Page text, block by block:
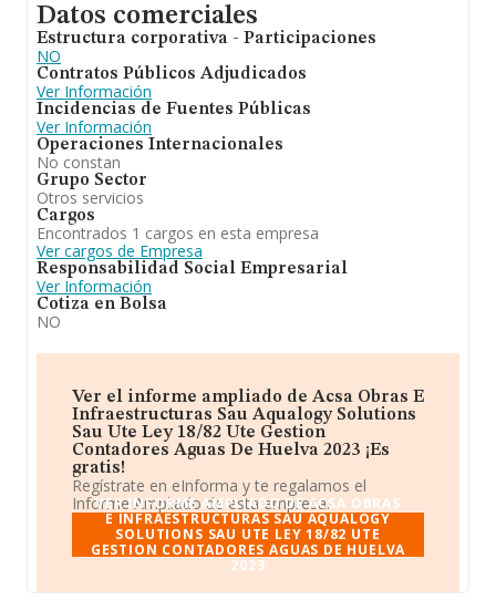
Datos comerciales
Estructura corporativa - Participaciones
NO
Contratos Públicos Adjudicados
Ver Información
Incidencias de Fuentes Públicas
Ver Información
Operaciones Internacionales
No constan
Grupo Sector
Otros servicios
Cargos
Encontrados 1 cargos en esta empresa
Ver cargos de Empresa
Responsabilidad Social Empresarial
Ver Información
Cotiza en Bolsa
NO
Ver el informe ampliado de Acsa Obras E
Infraestructuras Sau Aqualogy Solutions
Sau Ute Ley 18/82 Ute Gestion
Contadores Aguas De Huelva 2023 ¡Es
gratis!
Regístrate en eInforma y te regalamos el
Informe Ampliado de esta empresa.
VER INFORME AMPLIADO DE ACSA OBRAS
E INFRAESTRUCTURAS SAU AQUALOGY
SOLUTIONS SAU UTE LEY 18/82 UTE
GESTION CONTADORES AGUAS DE HUELVA
2023